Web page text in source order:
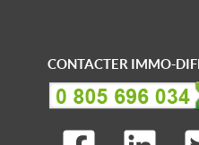
CONTACTER IMMO-